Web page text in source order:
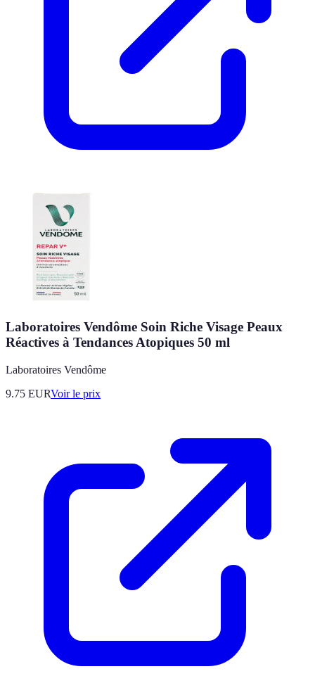
Laboratoires Vendôme Soin Riche Visage Peaux
Réactives à Tendances Atopiques 50 ml
Laboratoires Vendôme
9.75 EURVoir le prix